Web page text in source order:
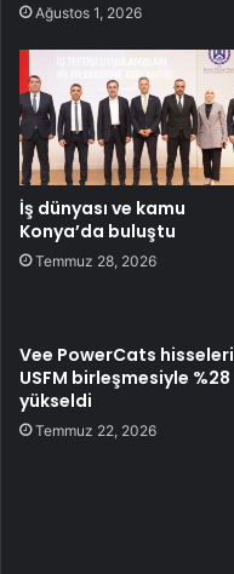
Ağustos 1, 2026
İş dünyası ve kamu
Konya’da buluştu
Temmuz 28, 2026
Vee PowerCats hisseleri
USFM birleşmesiyle %28
yükseldi
Temmuz 22, 2026